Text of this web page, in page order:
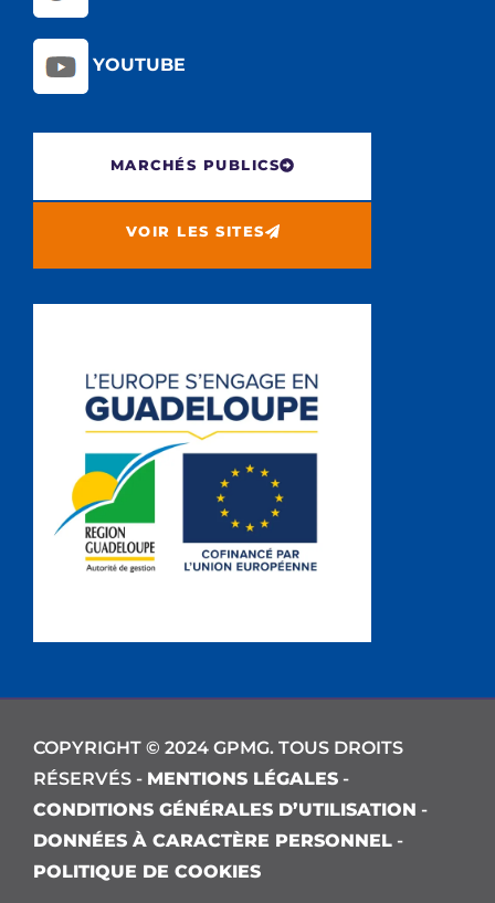
YOUTUBE
MARCHÉS PUBLICS
VOIR LES SITES
COPYRIGHT © 2024 GPMG. TOUS DROITS
RÉSERVÉS - MENTIONS LÉGALES -
CONDITIONS GÉNÉRALES D’UTILISATION -
DONNÉES À CARACTÈRE PERSONNEL -
POLITIQUE DE COOKIES